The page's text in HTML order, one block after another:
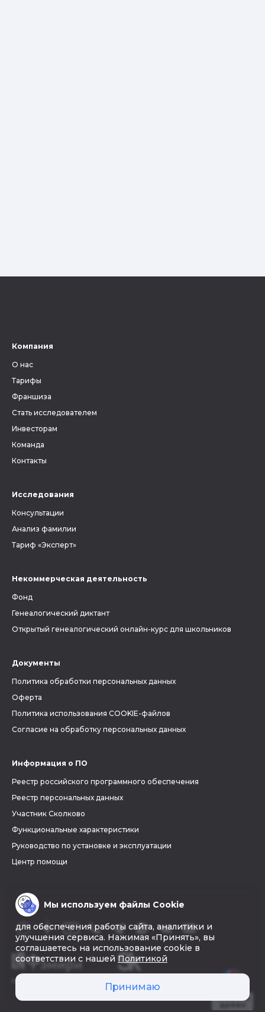
Компания
О нас
Тарифы
Франшиза
Стать исследователем
Инвесторам
Команда
Контакты
Исследования
Консультации
Анализ фамилии
Тариф «Эксперт»
Некоммерческая деятельность
Фонд
Генеалогический диктант
Открытый генеалогический онлайн-курс для школьников
Документы
Политика обработки персональных данных
Оферта
Политика использования COOKIE-файлов
Согласие на обработку персональных данных
Информация о ПО
Реестр российского программного обеспечения
Реестр персональных данных
Участник Сколково
Функциональные характеристики
Руководство по установке и эксплуатации
Центр помощи
© 2026 «Фэмири»
Мы используем файлы Cookie
для обеспечения работы сайта, аналитики и
улучшения сервиса. Нажимая «Принять», вы
соглашаетесь на использование cookie в
соответствии с нашей Политикой
Принимаю
Создать